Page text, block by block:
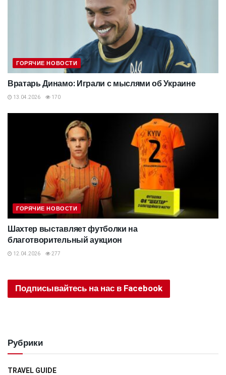
ГОРЯЧИЕ НОВОСТИ
Вратарь Динамо: Играли с мыслями об Украине
13.04.2026 170
ГОРЯЧИЕ НОВОСТИ
Шахтер выставляет футболки на
благотворительный аукцион
12.04.2026 277
Подписывайтесь на нас в Facebook
Рубрики
TRAVEL GUIDE